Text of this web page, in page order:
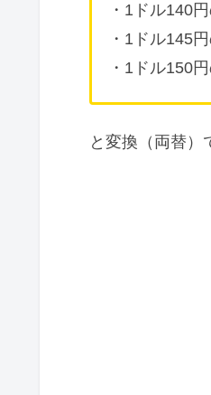
・1ドル140
・1ドル145
・1ドル150
と変換（両替）